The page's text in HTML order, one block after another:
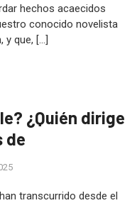
hechos acaecidos
conocido novelista
y que, […]
¿Quién dirige
de
transcurrido desde el